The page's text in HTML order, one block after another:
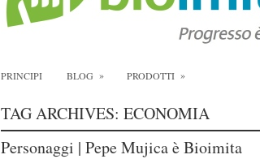
PRINCIPI BLOG » PRODOTTI »
TAG ARCHIVES: ECONOMIA
Personaggi | Pepe Mujica è Bioimita